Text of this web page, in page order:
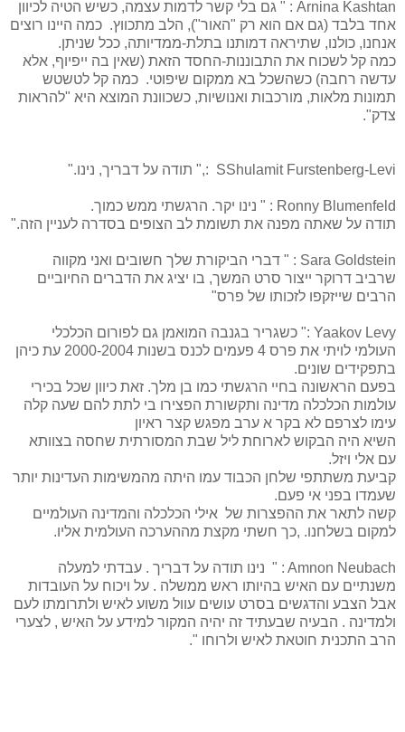
Arnina Kashtan : " גם בלי קשר לדמות עצמה, כשיש הטיה לכיוון
אחד בלבד (גם אם הוא רק "האור"), הלב מתכווץ. כמה היינו רוצים
אנחנו, כולנו, שתיראה דמותנו בתלת-ממדיותה, ככל שניתן.
כמה קל לשכוח את התבוננות-החסד הזאת (שאין בה ייפיוף, אלא
עדשה רחבה) כשהשכל בא ממקום שיפוטי. כמה קל לטשטש
תמונות מלאות, מורכבות ואנושיות, כשכוונת המוצא היא "להראות
צדק".
SShulamit Furstenberg-Levi :," תודה על דבריך, נינו."
Ronny Blumenfeld : " נינו יקר. הרגשתי ממש כמוך.
תודה על שאתה מפנה את תשומת לב הצופים בסדרה לעניין הזה."
Sara Goldstein : " דברי הביקורת שלך חשובים ואני מקווה
שרביב דרוקר ייצור סרט המשך, בו יציג את הדברים החיוביים
הרבים שייזקפו לזכותו של פרס"
Yaakov Levy
:" כשגריר בגנבה המואמן גם לפורום הכלכלי
העולמי לויתי את פרס 4 פעמים לכנס בשנות 2000-2004 עת כיהן
בתפקידים שונים.
בפעם הראשונה בחיי הרגשתי כמו בן מלך. זאת כיוון שכל בכירי
עולמות הכלכלה מדינה ותקשורת הפצירו בי לתת להם שעה קלה
עימו לצרפם לא בקר א ערב מפגש קצר ראיון
השיא היה הבקוש לארוחת ליל שבת המסורתית שחסה בצוותא
עם אלי ויזל.
קביעת משתתפי שלחן הכבוד עמו היתה מהמשימות העדינות יותר
שעמדו בפני אי פעם.
קשה לתאר את ההפצרות של אילי הכלכלה והמדינה העולמיים
למקום בשלחנו. ,כך חשתי מקצת מההערכה העולמית אליו.
: Amnon Neubach
" נינו תודה על דבריך . עבדתי למעלה
משנתיים עם האיש בהיותו ראש ממשלה . על ויכוח על העובדות
אבל הצבע והדגשים בסרט עושים עוול משוע לאיש ולתרומתו לעם
ולמדינה . הבעיה שבעתיד זה יהיה המקור למידע על האיש , לצערי
הרב התכנית חוטאת לאיש ולרוחו ".